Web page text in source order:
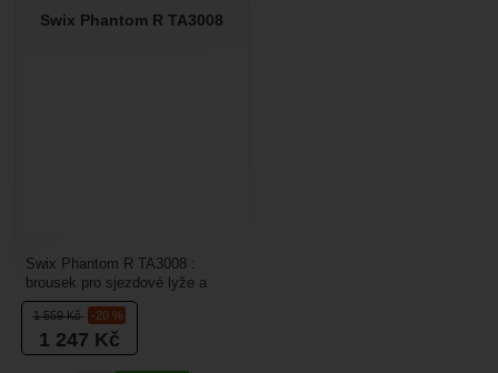
Swix Phantom R TA3008
1 559Kč -20 %
1 247 Kč
Swix Phantom R TA3008 :
brousek pro sjezdové lyže a
snowboardy s možností
nastavení úhlu broušení. Je...